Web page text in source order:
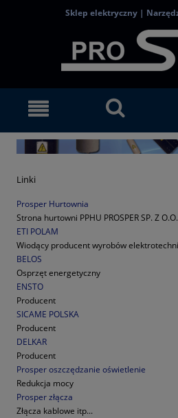
Sklep elektryczny |
Linki
Prosper Hurtownia
Strona hurtowni PPHU PROSPER SP. Z O.O.
ETI POLAM
Wiodący producent wyrobów
BELOS
Osprzęt energetyczny
ENSTO
Producent
SICAME POLSKA
Producent
DELKAR
Producent
Prosper oszczędzanie oświetlenie
Redukcja mocy
Prosper złącza
Złącza kablowe itp...